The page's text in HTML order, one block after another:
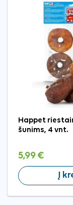
Happet
šunims, 4 vnt.
5,99 €
Į